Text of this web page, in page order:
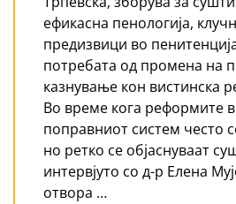
ефикасна пенологија,
предизвици во
потребата од промена на
казнување кон вистинска
Во време кога реформите
поправниот систем често
но ретко се објаснуваат
интервјуто со д-р Елена
отвора …